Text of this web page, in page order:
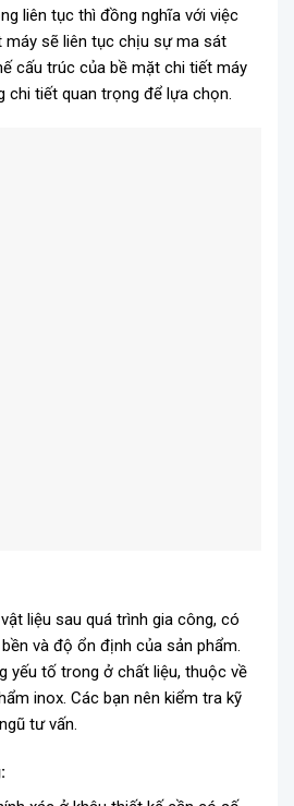
liên tục thì đồng nghĩa với việc
sẽ liên tục chịu sự ma sát
cấu trúc của bề mặt chi tiết máy
chi tiết quan trọng để lựa chọn.
liệu sau quá trình gia công, có
và độ ổn định của sản phẩm.
yếu tố trong ở chất liệu, thuộc về
inox. Các bạn nên kiểm tra kỹ
tư vấn.